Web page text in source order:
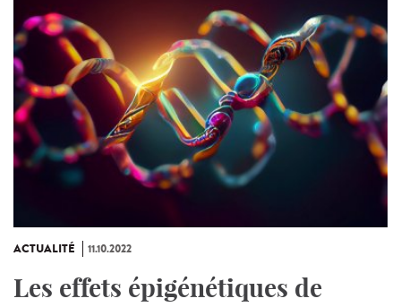
ACTUALITÉ 11.10.2022
Les effets épigénétiques de